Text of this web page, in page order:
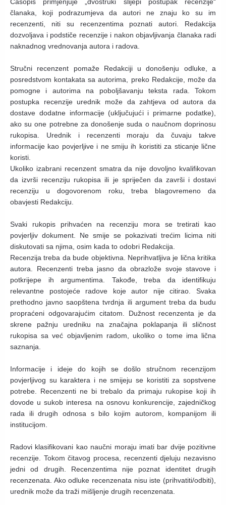
članaka, koji podrazumjeva da autori ne znaju ko su im
recenzenti, niti su recenzentima poznati autori. Redakcija
dozvoljava i podstiče recenzije i nakon objavljivanja članaka radi
naknadnog vrednovanja autora i radova.
Stručni recenzent pomaže Redakciji u donošenju odluke, a
posredstvom kontakata sa autorima, preko Redakcije, može da
pomogne i autorima na poboljšavanju teksta rada. Tokom
postupka recenzije urednik može da zahtjeva od autora da
dostave dodatne informacije (uključujući i primarne podatke),
ako su one potrebne za donošenje suda o naučnom doprinosu
rukopisa. Urednik i recenzenti moraju da čuvaju takve
informacije kao povjerljive i ne smiju ih koristiti za sticanje lične
koristi.
Ukoliko izabrani recenzent smatra da nije dovoljno kvalifikovan
da izvrši recenziju rukopisa ili je spriječen da završi i dostavi
recenziju u dogovorenom roku, treba blagovremeno da
obavjesti Redakciju.
Svaki rukopis prihvaćen na recenziju mora se tretirati kao
povjerljiv dokument. Ne smije se pokazivati trećim licima niti
diskutovati sa njima, osim kada to odobri Redakcija.
Recenzija treba da bude objektivna. Neprihvatljiva je lična kritika
autora. Recenzenti treba jasno da obrazlože svoje stavove i
potkrijepe ih argumentima. Takođe, treba da identifikuju
relevantne postojeće radove koje autor nije citirao. Svaka
prethodno javno saopštena tvrdnja ili argument treba da budu
propraćeni odgovarajućim citatom. Dužnost recenzenta je da
skrene pažnju uredniku na značajna poklapanja ili sličnost
rukopisa sa već objavljenim radom, ukoliko o tome ima lična
saznanja.
Informacije i ideje do kojih se došlo stručnom recenzijom
povjerljivog su karaktera i ne smijeju se koristiti za sopstvene
potrebe. Recenzenti ne bi trebalo da primaju rukopise koji ih
dovode u sukob interesa na osnovu konkurencije, zajedničkog
rada ili drugih odnosa s bilo kojim autorom, kompanijom ili
institucijom.
Radovi klasifikovani kao naučni moraju imati bar dvije pozitivne
recenzije. Tokom čitavog procesa, recenzenti djeluju nezavisno
jedni od drugih. Recenzentima nije poznat identitet drugih
recenzenata. Ako odluke recenzenata nisu iste (prihvatiti/odbiti),
urednik može da traži mišljenje drugih recenzenata.